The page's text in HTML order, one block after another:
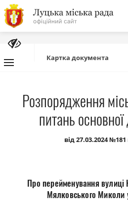
На
головну
сайту
Про місто
Міська
Бюджет
Публічна
Картка документа
Розпорядження
питань основної
від 27.03.2024
Про перейменування
Мялковського Миколи